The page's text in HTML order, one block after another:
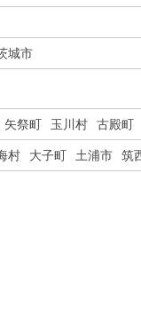
城市
矢祭町 玉川村 古殿町
村 大子町 土浦市 筑